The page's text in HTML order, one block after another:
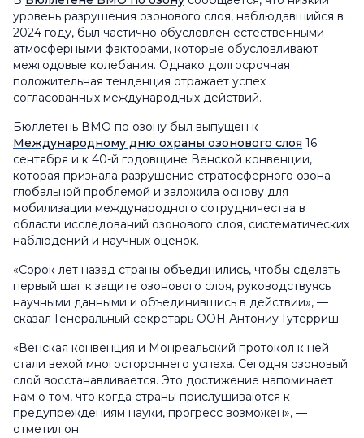
уровень разрушения озонового слоя, наблюдавшийся в
2024 году, был частично обусловлен естественными
атмосферными факторами, которые обусловливают
межгодовые колебания. Однако долгосрочная
положительная тенденция отражает успех
согласованных международных действий.
Бюллетень ВМО по озону был выпущен к
Международному дню охраны озонового слоя 16
сентября и к 40-й годовщине Венской конвенции,
которая признала разрушение стратосферного озона
глобальной проблемой и заложила основу для
мобилизации международного сотрудничества в
области исследований озонового слоя, систематических
наблюдений и научных оценок.
«Сорок лет назад страны объединились, чтобы сделать
первый шаг к защите озонового слоя, руководствуясь
научными данными и объединившись в действии», —
сказал Генеральный секретарь ООН Антониу Гутерриш.
«Венская конвенция и Монреальский протокол к ней
стали вехой многостороннего успеха. Сегодня озоновый
слой восстанавливается. Это достижение напоминает
нам о том, что когда страны прислушиваются к
предупреждениям науки, прогресс возможен», —
отметил он.